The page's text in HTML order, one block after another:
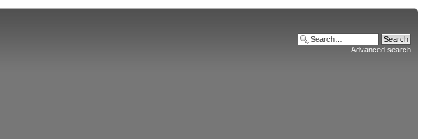
Advanced search